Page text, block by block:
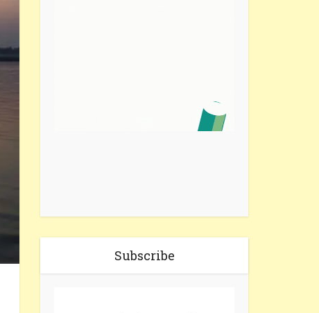
Subscribe